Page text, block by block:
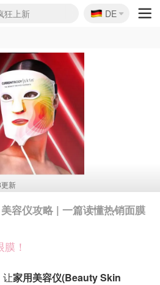
！
狂上新
大促
随时失效
85折
额外叠85折
！每日更新
5折起+叠9折
€192
🇩🇪
DE
新
容仪攻略 | 一篇读懂热销面膜
！
让家用美容仪(Beauty Skin